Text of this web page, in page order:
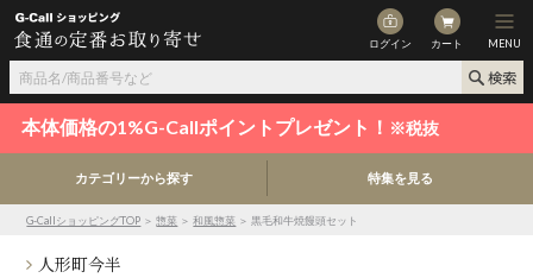
ログイン カート MENU
本体価格の1%G-Callポイントプレゼント！ ※税抜
カテゴリーから探す 特集を見る
G-CallショッピングTOP ＞惣菜 ＞和風惣菜 ＞ 黒毛和牛焼饅頭セット
人形町今半